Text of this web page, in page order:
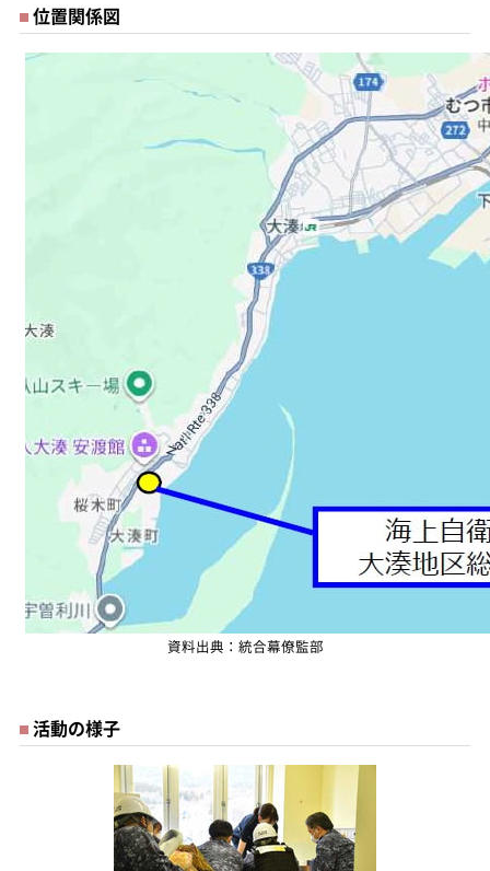
位置関係図
資料出典：統合幕僚監部
活動の様子